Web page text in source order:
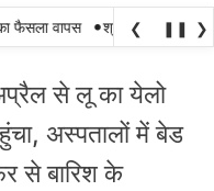
फैसला वापस • श्री गुरु हरिकृष्ण
❮ ❚❚ ❯
से लू का येलो
अस्पतालों में बेड
से बारिश के